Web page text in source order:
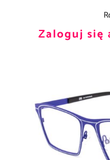
Zaloguj się